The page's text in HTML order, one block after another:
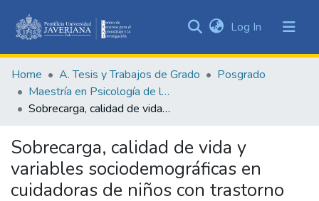
&
Collections
All of DSpace
Statistics
Log In (current)
Home A. Tesis y Trabajos de Grado
Posgrado
Maestría en Psicología de la Salud
Sobrecarga, calidad de vida y variables sociodemográficas en cuidadoras de niños con trastorno del espectro autista
Sobrecarga, calidad de vida y
variables sociodemográficas en
cuidadoras de niños con trastorno